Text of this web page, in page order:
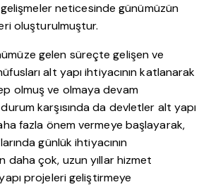
neticesinde günümüzün
oluşturulmuştur.
gelen süreçte gelişen ve
alt yapı ihtiyacının katlanarak
olmuş ve olmaya devam
karşısında da devletler alt yapı
fazla önem vermeye başlayarak,
günlük ihtiyacının
daha çok, uzun yıllar hizmet
projeleri geliştirmeye